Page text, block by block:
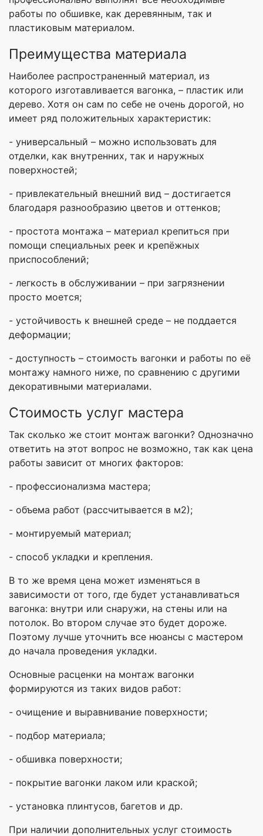
работы по обшивке, как деревянным, так и
пластиковым материалом.
Преимущества материала
Наиболее распространенный материал, из
которого изготавливается вагонка, – пластик или
дерево. Хотя он сам по себе не очень дорогой, но
имеет ряд положительных характеристик:
- универсальный – можно использовать для
отделки, как внутренних, так и наружных
поверхностей;
- привлекательный внешний вид – достигается
благодаря разнообразию цветов и оттенков;
- простота монтажа – материал крепиться при
помощи специальных реек и крепёжных
приспособлений;
- легкость в обслуживании – при загрязнении
просто моется;
- устойчивость к внешней среде – не поддается
деформации;
- доступность – стоимость вагонки и работы по её
монтажу намного ниже, по сравнению с другими
декоративными материалами.
Стоимость услуг мастера
Так сколько же стоит монтаж вагонки? Однозначно
ответить на этот вопрос не возможно, так как цена
работы зависит от многих факторов:
- профессионализма мастера;
- объема работ (рассчитывается в м2);
- монтируемый материал;
- способ укладки и крепления.
В то же время цена может изменяться в
зависимости от того, где будет устанавливаться
вагонка: внутри или снаружи, на стены или на
потолок. Во втором случае это будет дороже.
Поэтому лучше уточнить все нюансы с мастером
до начала проведения укладки.
Основные расценки на монтаж вагонки
формируются из таких видов работ:
- очищение и выравнивание поверхности;
- подбор материала;
- обшивка поверхности;
- покрытие вагонки лаком или краской;
- установка плинтусов, багетов и др.
При наличии дополнительных услуг стоимость